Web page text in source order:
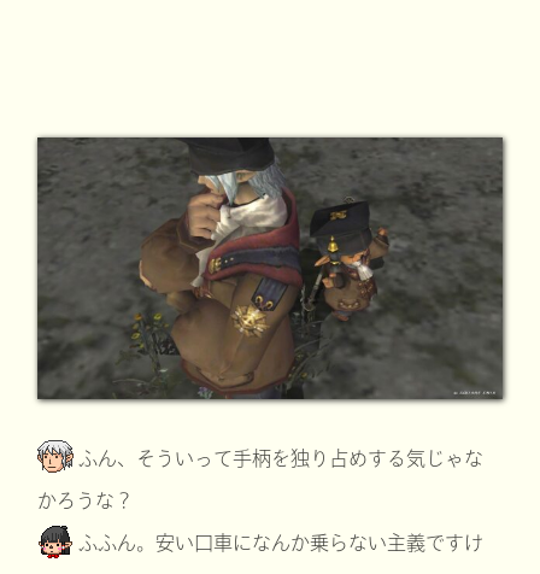
ふん、そういって手柄を独り占めする気じゃな
かろうな？
ふふん。安い口車になんか乗らない主義ですけ